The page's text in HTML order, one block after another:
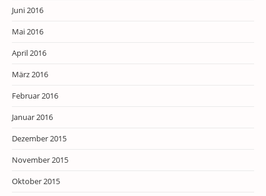
Juni 2016
Mai 2016
April 2016
März 2016
Februar 2016
Januar 2016
Dezember 2015
November 2015
Oktober 2015